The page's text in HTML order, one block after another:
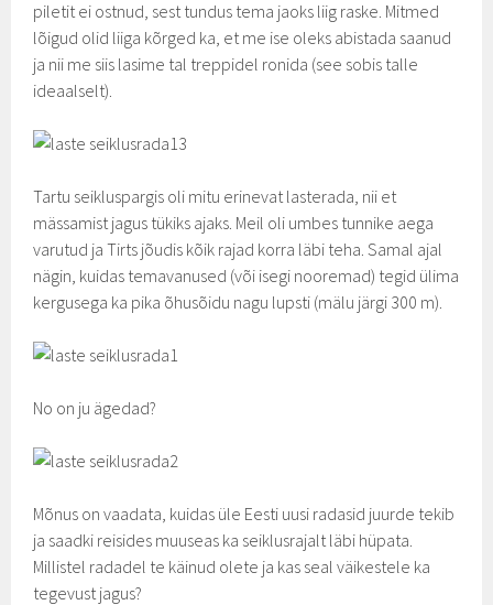
piletit ei ostnud, sest tundus tema jaoks liig raske. Mitmed
lõigud olid liiga kõrged ka, et me ise oleks abistada saanud
ja nii me siis lasime tal treppidel ronida (see sobis talle
ideaalselt).
Tartu seikluspargis oli mitu erinevat lasterada, nii et
mässamist jagus tükiks ajaks. Meil oli umbes tunnike aega
varutud ja Tirts jõudis kõik rajad korra läbi teha. Samal ajal
nägin, kuidas temavanused (või isegi nooremad) tegid ülima
kergusega ka pika õhusõidu nagu lupsti (mälu järgi 300 m).
No on ju ägedad?
Mõnus on vaadata, kuidas üle Eesti uusi radasid juurde tekib
ja saadki reisides muuseas ka seiklusrajalt läbi hüpata.
Millistel radadel te käinud olete ja kas seal väikestele ka
tegevust jagus?